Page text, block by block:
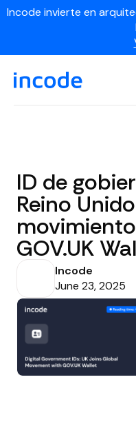
Incode invierte en
ID de
Reino
GOV.UK
Incode
June 23, 2025